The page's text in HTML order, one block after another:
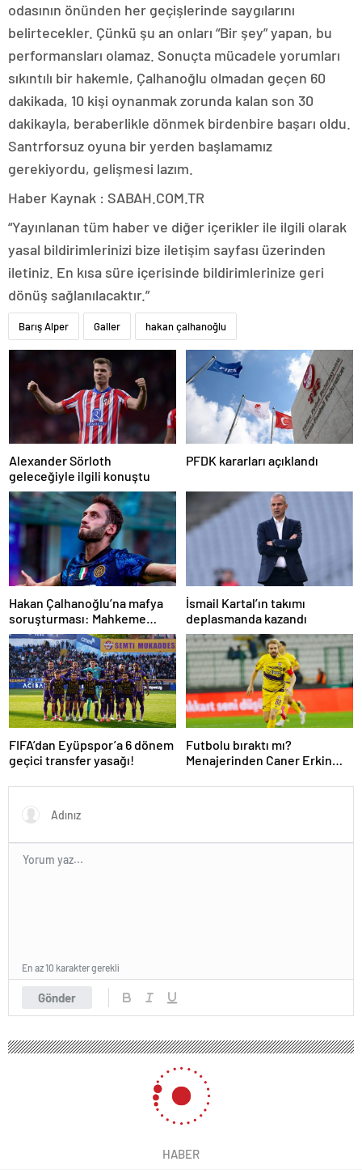
odasının önünden her geçişlerinde saygılarını
belirtecekler. Çünkü şu an onları “Bir şey” yapan, bu
performansları olamaz. Sonuçta mücadele yorumları
sıkıntılı bir hakemle, Çalhanoğlu olmadan geçen 60
dakikada, 10 kişi oynanmak zorunda kalan son 30
dakikayla, beraberlikle dönmek birdenbire başarı oldu.
Santrforsuz oyuna bir yerden başlamamız
gerekiyordu, gelişmesi lazım.
Haber Kaynak : SABAH.COM.TR
“Yayınlanan tüm haber ve diğer içerikler ile ilgili olarak
yasal bildirimlerinizi bize iletişim sayfası üzerinden
iletiniz. En kısa süre içerisinde bildirimlerinize geri
dönüş sağlanılacaktır.”
Barış Alper Galler hakan çalhanoğlu
Alexander Sörloth
geleceğiyle ilgili konuştu
PFDK kararları açıklandı
Hakan Çalhanoğlu’na mafya
soruşturması: Mahkeme
cezasını açıkladı
İsmail Kartal’ın takımı
deplasmanda kazandı
FIFA’dan Eyüpspor’a 6 dönem
geçici transfer yasağı!
Futbolu bıraktı mı?
Menajerinden Caner Erkin
Gönder
En az 10 karakter gerekli
HABER